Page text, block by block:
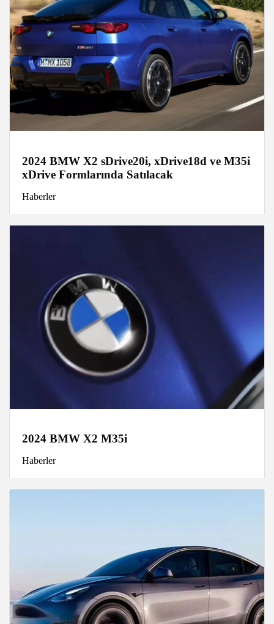
2024 BMW X2 sDrive20i, xDrive18d ve M35i
xDrive Formlarında Satılacak
Haberler
2024 BMW X2 M35i
Haberler